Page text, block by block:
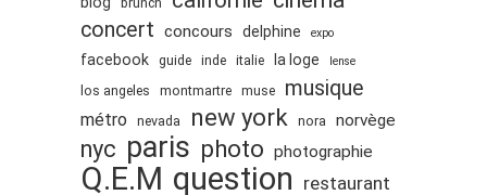
concert concours delphine expo
facebook guide inde italie la loge lense
los angeles montmartre muse musique
métro nevada new york nora norvège
nyc paris photo photographie
Q.E.M question restaurant